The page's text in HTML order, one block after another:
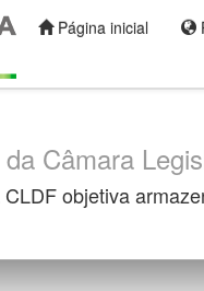
Página inicial
Câmara
objetiva